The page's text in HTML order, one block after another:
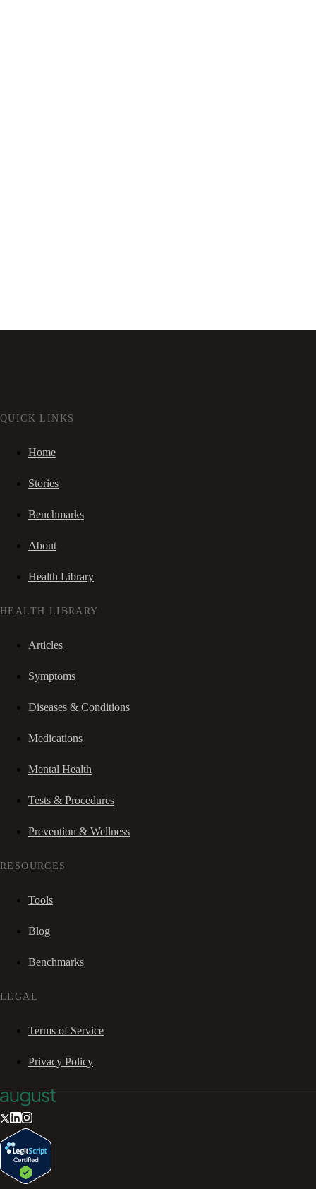
QUICK LINKS
Home
Stories
Benchmarks
About
Health Library
HEALTH LIBRARY
Articles
Symptoms
Diseases & Conditions
Medications
Mental Health
Tests & Procedures
Prevention & Wellness
RESOURCES
Tools
Blog
Benchmarks
LEGAL
Terms of Service
Privacy Policy